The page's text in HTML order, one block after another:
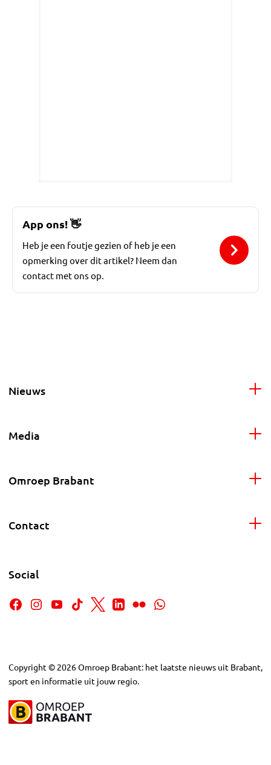
App ons!👋
Heb je een foutje gezien of heb je een
opmerking over dit artikel? Neem dan
contact met ons op.
Nieuws
Media
Omroep Brabant
Contact
Social
Copyright © 2026Omroep Brabant: het laatste nieuws uit Brabant,
sport en informatie uit jouw regio.